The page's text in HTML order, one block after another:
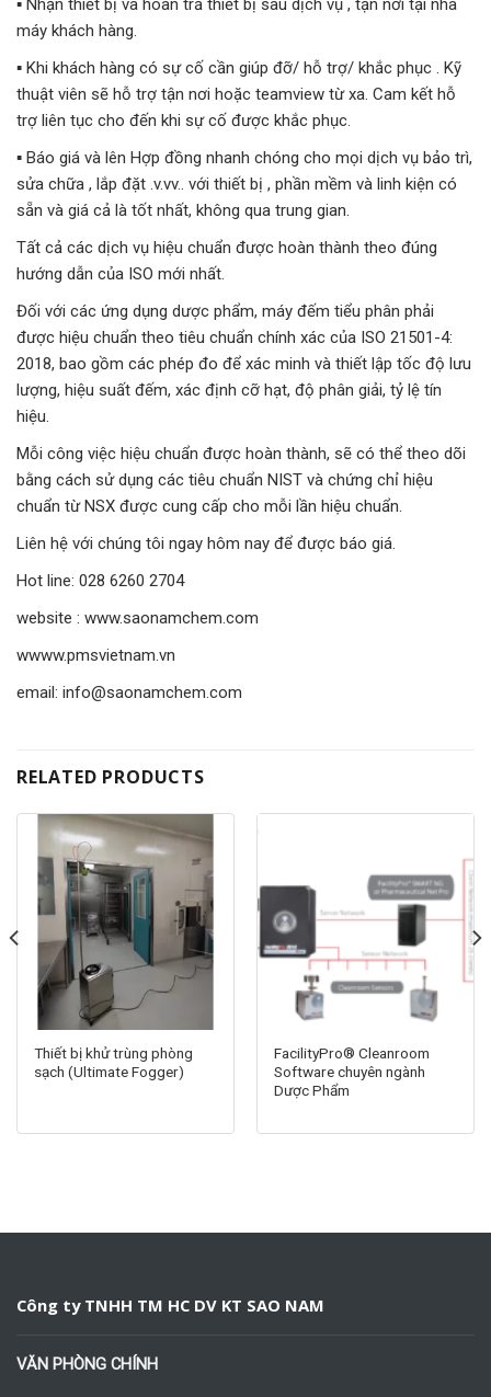
▪️ Nhận thiết bị và hoàn trả thiết bị sau dịch vụ , tận nơi tại nhà
máy khách hàng.
▪️ Khi khách hàng có sự cố cần giúp đỡ/ hỗ trợ/ khắc phục . Kỹ
thuật viên sẽ hỗ trợ tận nơi hoặc teamview từ xa. Cam kết hỗ
trợ liên tục cho đến khi sự cố được khắc phục.
▪️ Báo giá và lên Hợp đồng nhanh chóng cho mọi dịch vụ bảo trì,
sửa chữa , lắp đặt .v.vv.. với thiết bị , phần mềm và linh kiện có
sẵn và giá cả là tốt nhất, không qua trung gian.
Tất cả các dịch vụ hiệu chuẩn được hoàn thành theo đúng
hướng dẫn của ISO mới nhất.
Đối với các ứng dụng dược phẩm, máy đếm tiểu phân phải
được hiệu chuẩn theo tiêu chuẩn chính xác của ISO 21501-4:
2018, bao gồm các phép đo để xác minh và thiết lập tốc độ lưu
lượng, hiệu suất đếm, xác định cỡ hạt, độ phân giải, tỷ lệ tín
hiệu.
Mỗi công việc hiệu chuẩn được hoàn thành, sẽ có thể theo dõi
bằng cách sử dụng các tiêu chuẩn NIST và chứng chỉ hiệu
chuẩn từ NSX được cung cấp cho mỗi lần hiệu chuẩn.
Liên hệ với chúng tôi ngay hôm nay để được báo giá.
Hot line: 028 6260 2704
website : www.saonamchem.com
wwww.pmsvietnam.vn
email: info@saonamchem.com
RELATED PRODUCTS
Thiết bị khử trùng phòng
sạch (Ultimate Fogger)
FacilityPro® Cleanroom
Software chuyên ngành
Dược Phẩm
Công ty TNHH TM HC DV KT SAO NAM
VĂN PHÒNG CHÍNH